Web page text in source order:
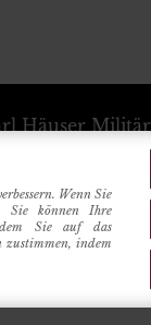
Häuser
+39
Wenn Sie
Sie können Ihre
Sie auf das
zustimmen, indem